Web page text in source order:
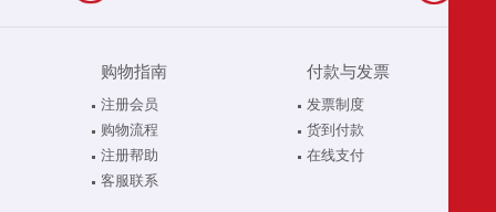
购物指南
注册会员
购物流程
注册帮助
客服联系
付款与发票
发票制度
货到付款
在线支付